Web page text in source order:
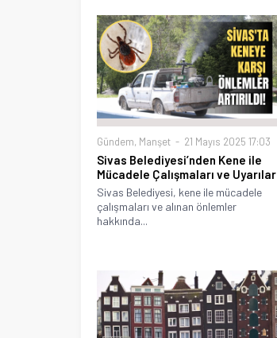
Gündem, Manşet 21 Mayıs 2025 17:03
Sivas Belediyesi’nden Kene ile
Mücadele Çalışmaları ve Uyarılar
Sivas Belediyesi, kene ile mücadele
çalışmaları ve alınan önlemler
hakkında...